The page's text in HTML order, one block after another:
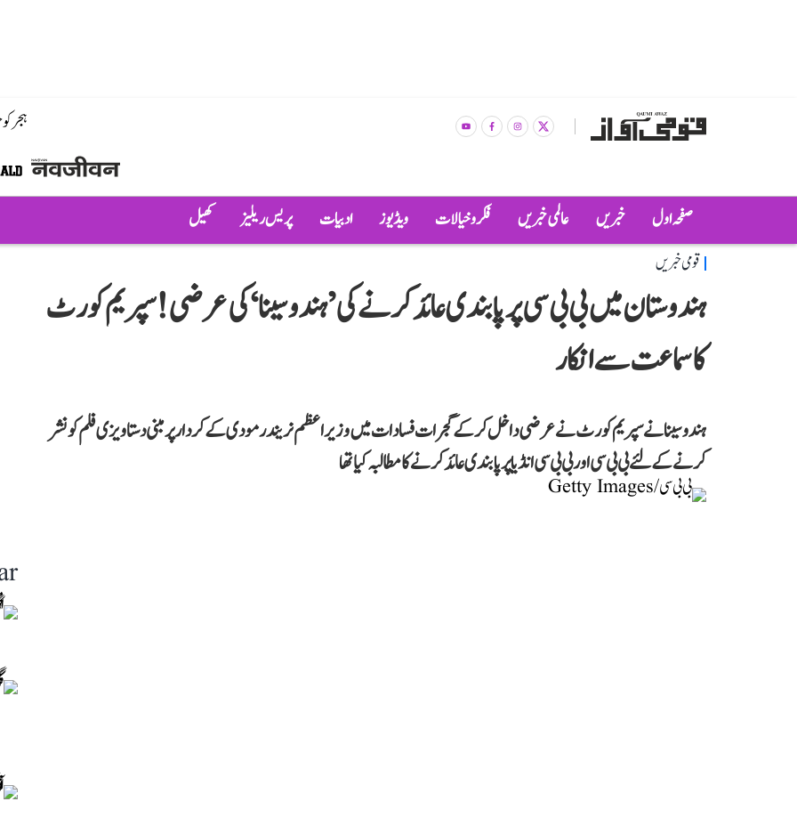
ہجر
صفحہ اول خبریں عالمی خبریں فکر و خیالات ویڈیوز ادبیات پریس ریلیز کھیل
قومی خبریں
ہندوستان میں بی بی سی پر پابندی عائد کرنے کی ’ہندو سینا‘ کی عرضی! سپریم کورٹ
کا سماعت سے انکار
ہندو سینا نے سپریم کورٹ نے عرضی داخل کر کے گجرات فسادات میں وزیر اعظم نریندر مودی کے کردار پر مبنی دستاویزی فلم کو نشر
کرنے کے لئے بی بی سی اور بی بی سی انڈیا پر پابندی عائد کرنے کا مطالبہ کیا تھا